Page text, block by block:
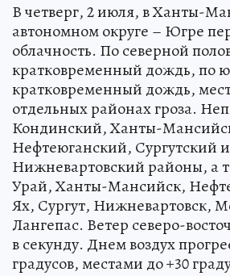
В четверг, 2 июля, в Ханты-
автономном округе – Югре
облачность. По северной
кратковременный дождь, по
кратковременный дождь,
отдельных районах гроза.
Кондинский, Ханты-
Нефтеюганский, Сургутский и
Нижневартовский районы, а
Урай, Ханты-Мансийск,
Ях, Сургут, Нижневартовск,
Лангепас. Ветер северо-
в секунду. Днем воздух
градусов, местами до +30